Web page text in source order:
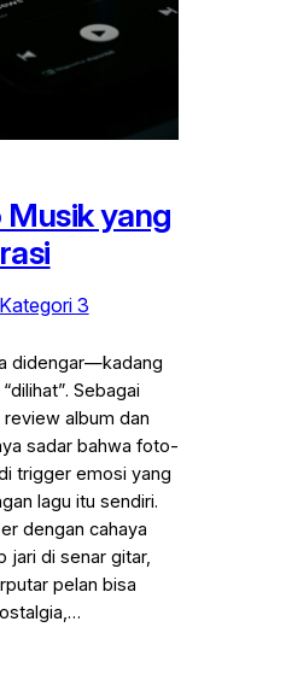
yang
Kategori 3
didengar—kadang
Sebagai
album dan
sadar bahwa foto-
trigger emosi yang
lagu itu sendiri.
dengan cahaya
jari di senar gitar,
pelan bisa